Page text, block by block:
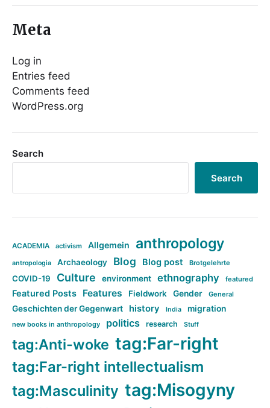
Meta
Log in
Entries feed
Comments feed
WordPress.org
Search
Search
ACADEMIA activism Allgemein anthropology
antropologia Archaeology Blog Blog post Brotgelehrte
COVID-19 Culture environment ethnography featured
Featured Posts Features Fieldwork Gender General
Geschichten der Gegenwart history India migration
new books in anthropology politics research Stuff
tag:Anti-woke tag:Far-right
tag:Far-right intellectualism
tag:Masculinity tag:Misogyny